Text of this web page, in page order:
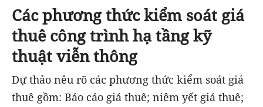
Các phương thức kiểm soát giá
thuê công trình hạ tầng kỹ
thuật viễn thông
Dự thảo nêu rõ các phương thức kiểm soát giá
thuê gồm: Báo cáo giá thuê; niêm yết giá thuê;